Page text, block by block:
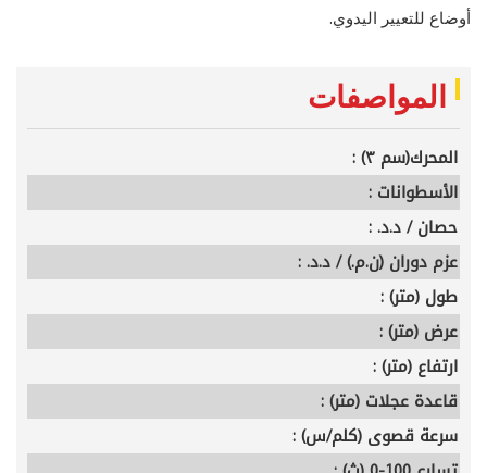
أوضاع للتعيير اليدوي.
المواصفات
المحرك(سم ٣) :
الأسطوانات :
حصان / د.د. :
عزم دوران (ن.م.) / د.د. :
طول (متر) :
عرض (متر) :
ارتفاع (متر) :
قاعدة عجلات (متر) :
سرعة قصوى (كلم/س) :